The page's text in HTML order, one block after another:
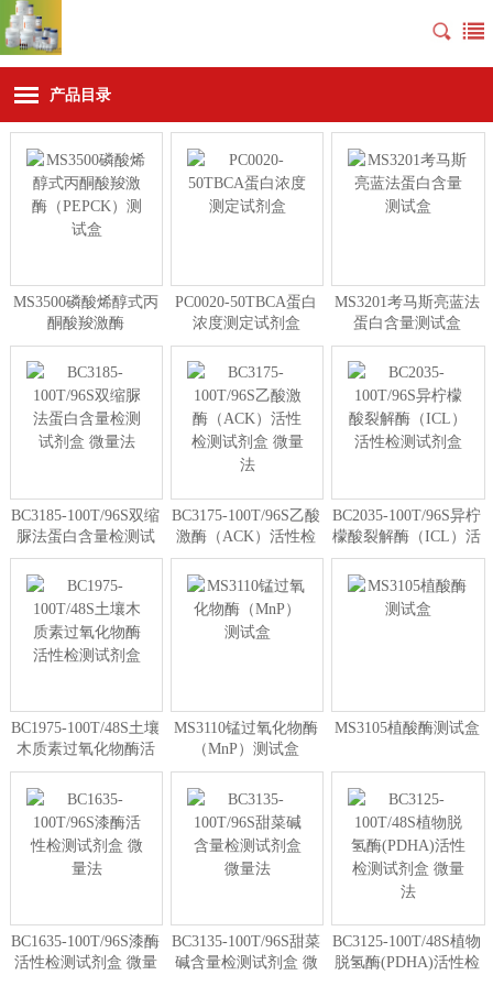
产品目录
MS3500磷酸烯醇式丙
酮酸羧激酶
（PEPCK）测试盒
PC0020-50TBCA蛋白
浓度测定试剂盒
MS3201考马斯亮蓝法
蛋白含量测试盒
BC3185-100T/96S双缩
脲法蛋白含量检测试
剂盒 微量法
BC3175-100T/96S乙酸
激酶（ACK）活性检
测试剂盒 微量法
BC2035-100T/96S异柠
檬酸裂解酶（ICL）活
性检测试剂盒
BC1975-100T/48S土壤
木质素过氧化物酶活
性检测试剂盒
MS3110锰过氧化物酶
（MnP）测试盒
MS3105植酸酶测试盒
BC1635-100T/96S漆酶
活性检测试剂盒 微量
BC3135-100T/96S甜菜
碱含量检测试剂盒 微
BC3125-100T/48S植物
脱氢酶(PDHA)活性检